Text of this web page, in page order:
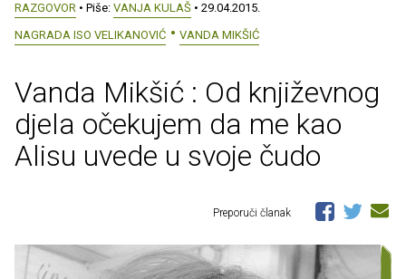
RAZGOVOR • Piše: VANJA KULAŠ • 29.04.2015.
NAGRADA ISO VELIKANOVIĆ
VANDA MIKŠIĆ
Vanda Mikšić : Od književnog
djela očekujem da me kao
Alisu uvede u svoje čudo
Preporuči članak